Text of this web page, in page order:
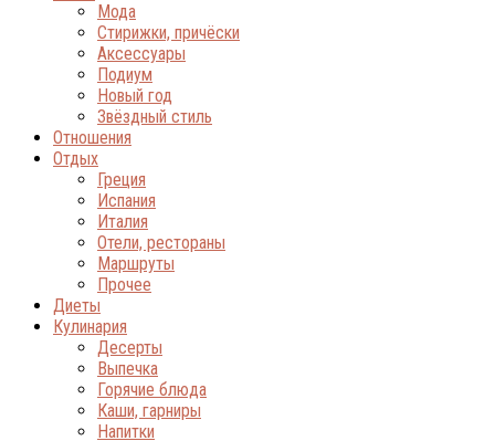
Мода
Стирижки, причёски
Аксессуары
Подиум
Новый год
Звёздный стиль
Отношения
Отдых
Греция
Испания
Италия
Отели, рестораны
Маршруты
Прочее
Диеты
Кулинария
Десерты
Выпечка
Горячие блюда
Каши, гарниры
Напитки